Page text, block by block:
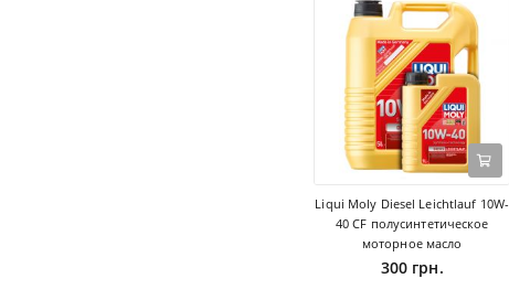
Liqui Moly Diesel Leichtlauf 10W-
40 CF полусинтетическое
моторное масло
300 грн.